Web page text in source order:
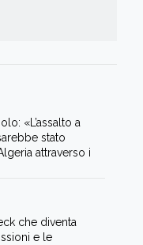
«L’assalto a
stato
attraverso i
che diventa
e le